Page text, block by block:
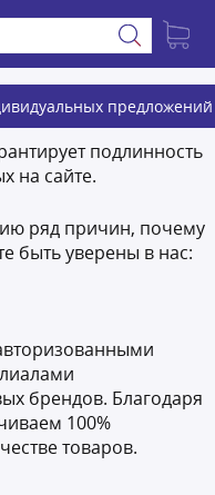
предложений
подлинность
на сайте.
ряд причин, почему
быть уверены в нас:
брендов. Благодаря
100%
товаров.